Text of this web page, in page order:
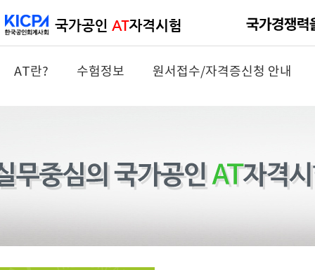
AT란? 수험정보 원서접수/자격증신청 안내